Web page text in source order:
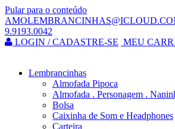
Pular para o conteúdo
9.9193.0042
LOGIN / CADASTRE-SE MEU
Lembrancinhas
Almofada Pipoca
Almofada . Personagem .
Bolsa
Caixinha de Som e Headphones
Carteira